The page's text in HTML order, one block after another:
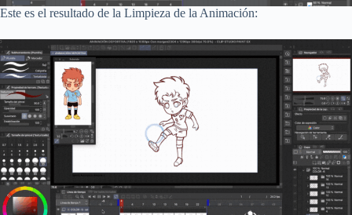
Este es el resultado de la Limpieza de la Animación: